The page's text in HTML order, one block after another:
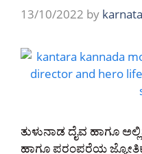
13/10/2022 by
ತುಳುನಾಡ ದೈವ ಹಾಗೂ
ಹಾಗೂ ಪರಂಪರೆಯ